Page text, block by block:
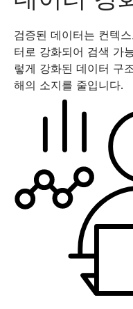
검증된 데이터는 컨텍
터로 강화되어 검색 가
렇게 강화된 데이터 구
해의 소지를 줄입니다.